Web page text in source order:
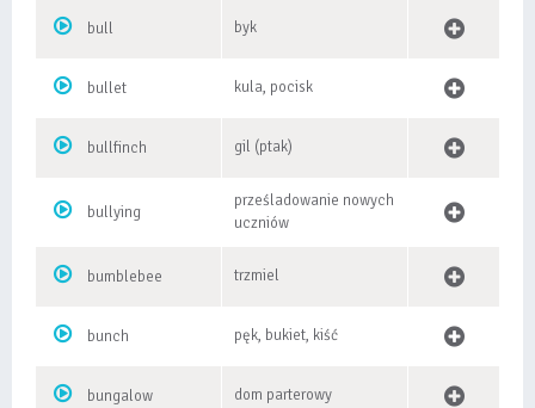
bull byk
bullet kula, pocisk
bullfinch gil (ptak)
bullying
prześladowanie nowych
uczniów
bumblebee trzmiel
bunch pęk, bukiet, kiść
bungalow dom parterowy